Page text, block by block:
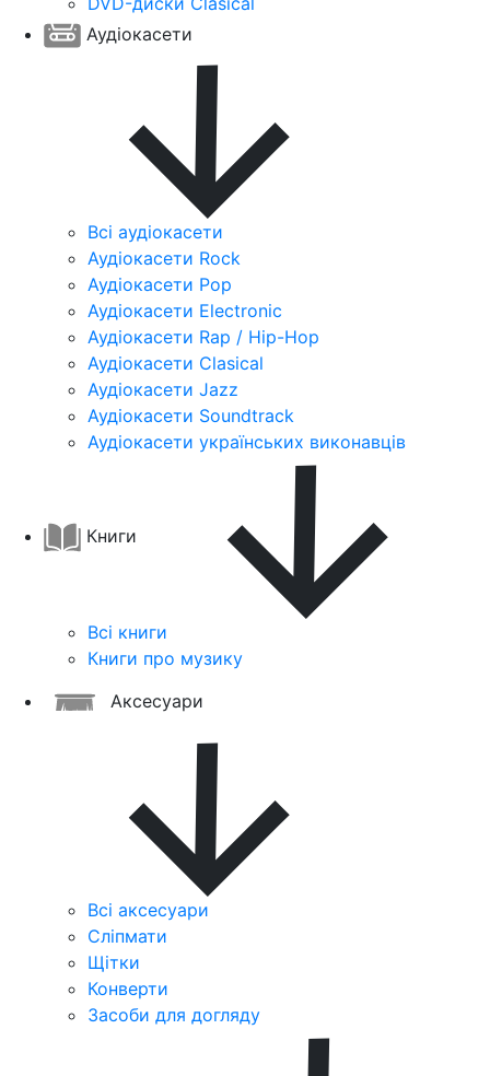
Аудіокасети
Всі аудіокасети
Аудіокасети Rock
Аудіокасети Pop
Аудіокасети Electronic
Аудіокасети Rap / Hip-Hop
Аудіокасети Clasical
Аудіокасети Jazz
Аудіокасети Soundtrack
Аудіокасети українських виконавців
Книги
Всі книги
Книги про музику
Аксесуари
Всі аксесуари
Сліпмати
Щітки
Конверти
Засоби для догляду